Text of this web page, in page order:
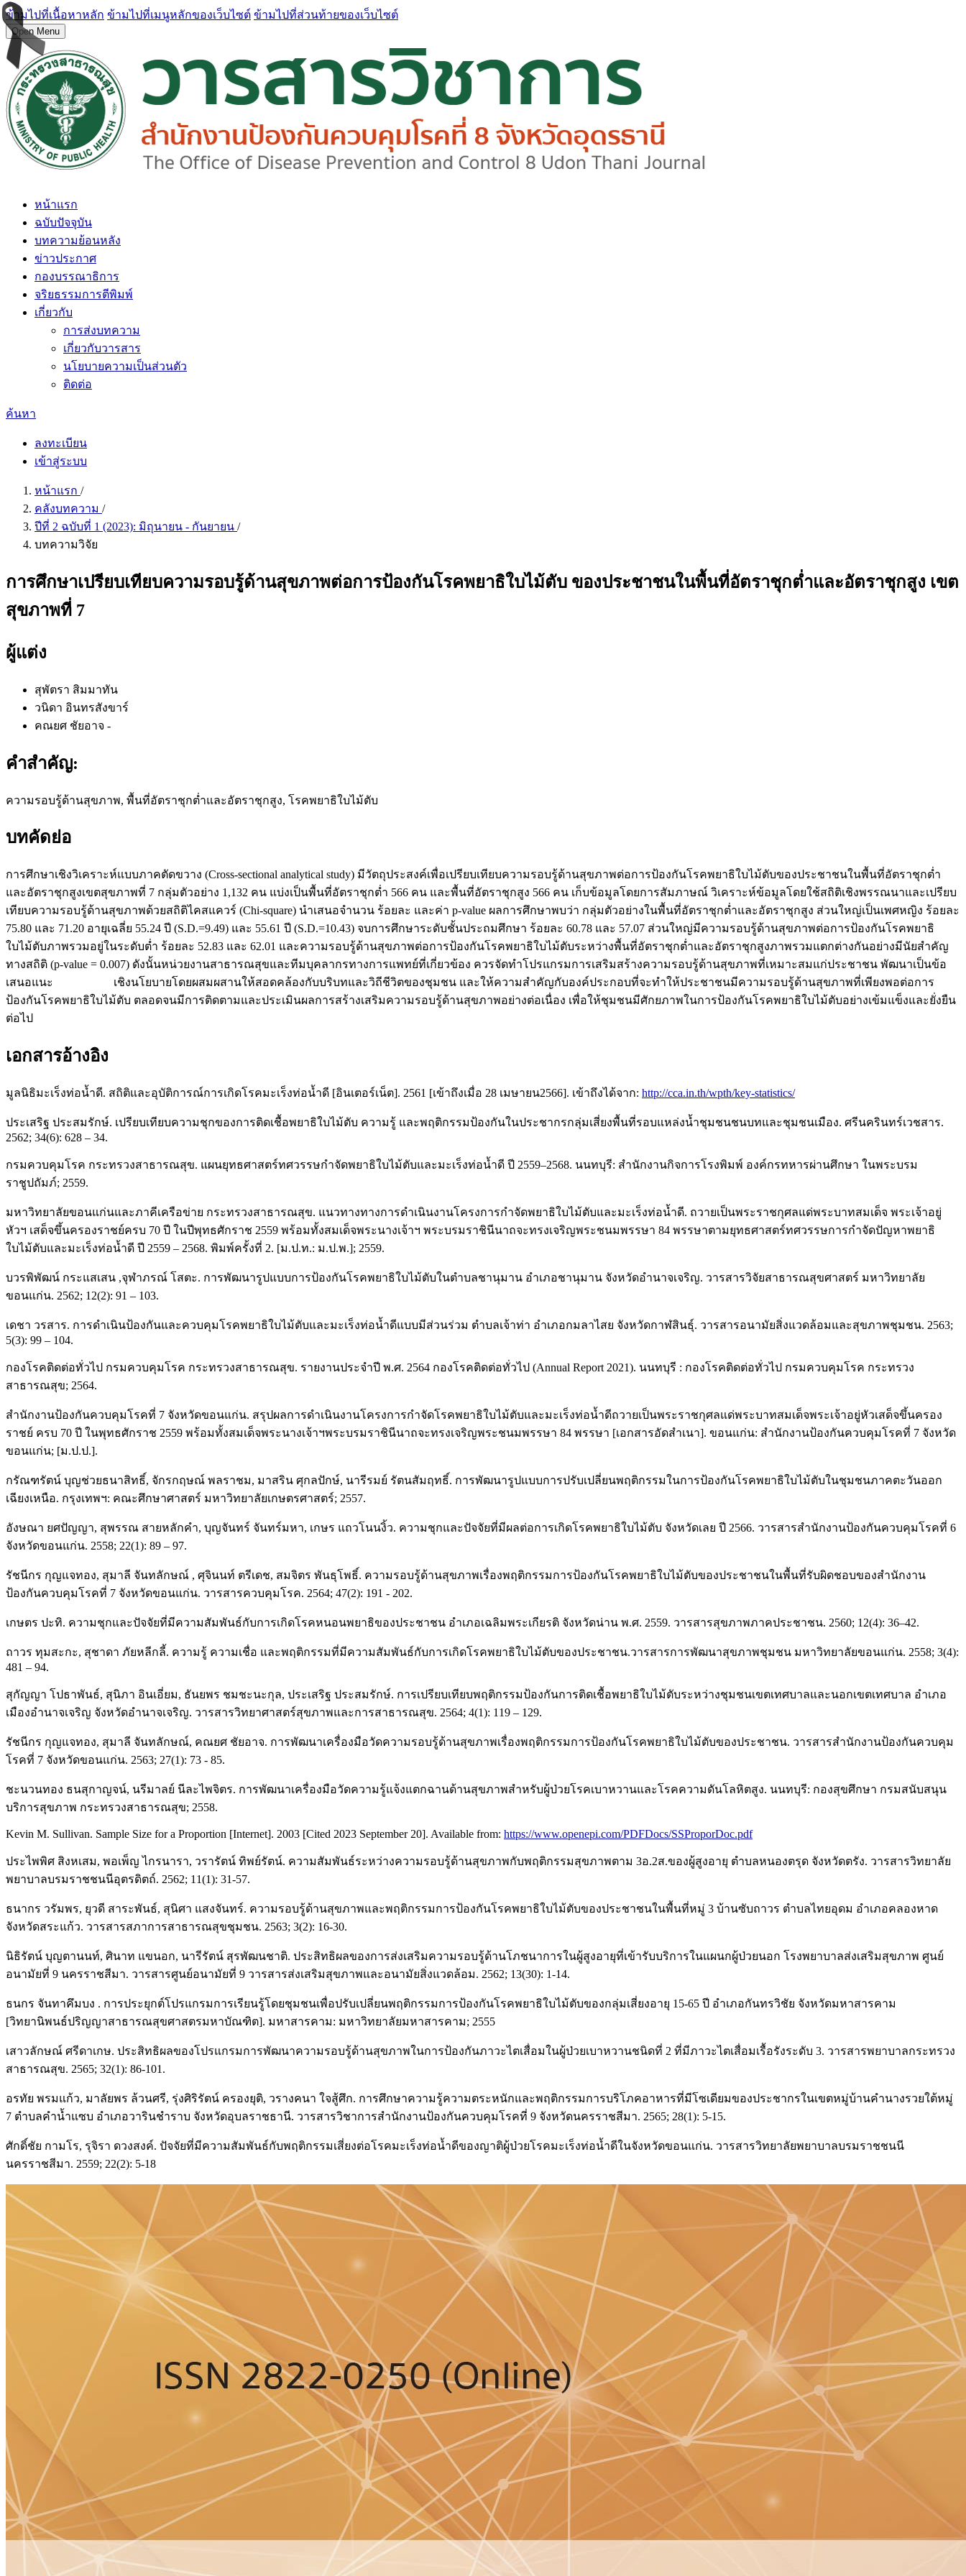
ข้ามไปที่เนื้อหาหลัก ข้ามไปที่เมนูหลักของเว็บไซต์ ข้ามไปที่ส่วนท้ายของเว็บไซต์
Open Menu
หน้าแรก
ฉบับปัจจุบัน
บทความย้อนหลัง
ข่าวประกาศ
กองบรรณาธิการ
จริยธรรมการตีพิมพ์
เกี่ยวกับ
การส่งบทความ
เกี่ยวกับวารสาร
นโยบายความเป็นส่วนตัว
ติดต่อ
ค้นหา
ลงทะเบียน
เข้าสู่ระบบ
หน้าแรก /
คลังบทความ /
ปีที่ 2 ฉบับที่ 1 (2023): มิถุนายน - กันยายน /
บทความวิจัย
การศึกษาเปรียบเทียบความรอบรู้ด้านสุขภาพต่อการป้องกันโรคพยาธิใบไม้ตับ ของประชาชนในพื้นที่อัตราชุกต่ำและอัตราชุกสูง เขต
สุขภาพที่ 7
ผู้แต่ง
สุพัตรา สิมมาทัน
วนิดา อินทรสังขาร์
คณยศ ชัยอาจ -
คำสำคัญ:
ความรอบรู้ด้านสุขภาพ, พื้นที่อัตราชุกต่ำและอัตราชุกสูง, โรคพยาธิใบไม้ตับ
บทคัดย่อ
การศึกษาเชิงวิเคราะห์แบบภาคตัดขวาง (Cross-sectional analytical study) มีวัตถุประสงค์เพื่อเปรียบเทียบความรอบรู้ด้านสุขภาพต่อการป้องกันโรคพยาธิใบไม้ตับของประชาชนในพื้นที่อัตราชุกต่ำ
และอัตราชุกสูงเขตสุขภาพที่ 7 กลุ่มตัวอย่าง 1,132 คน แบ่งเป็นพื้นที่อัตราชุกต่ำ 566 คน และพื้นที่อัตราชุกสูง 566 คน เก็บข้อมูลโดยการสัมภาษณ์ วิเคราะห์ข้อมูลโดยใช้สถิติเชิงพรรณนาและเปรียบ
เทียบความรอบรู้ด้านสุขภาพด้วยสถิติไคสแควร์ (Chi-square) นำเสนอจำนวน ร้อยละ และค่า p-value ผลการศึกษาพบว่า กลุ่มตัวอย่างในพื้นที่อัตราชุกต่ำและอัตราชุกสูง ส่วนใหญ่เป็นเพศหญิง ร้อยละ
75.80 และ 71.20 อายุเฉลี่ย 55.24 ปี (S.D.=9.49) และ 55.61 ปี (S.D.=10.43) จบการศึกษาระดับชั้นประถมศึกษา ร้อยละ 60.78 และ 57.07 ส่วนใหญ่มีความรอบรู้ด้านสุขภาพต่อการป้องกันโรคพยาธิ
ใบไม้ตับภาพรวมอยู่ในระดับต่ำ ร้อยละ 52.83 และ 62.01 และความรอบรู้ด้านสุขภาพต่อการป้องกันโรคพยาธิใบไม้ตับระหว่างพื้นที่อัตราชุกต่ำและอัตราชุกสูงภาพรวมแตกต่างกันอย่างมีนัยสำคัญ
ทางสถิติ (p-value = 0.007) ดังนั้นหน่วยงานสาธารณสุขและทีมบุคลากรทางการแพทย์ที่เกี่ยวข้อง ควรจัดทำโปรแกรมการเสริมสร้างความรอบรู้ด้านสุขภาพที่เหมาะสมแก่ประชาชน พัฒนาเป็นข้อ
เสนอแนะ เชิงนโยบายโดยผสมผสานให้สอดคล้องกับบริบทและวิถีชีวิตของชุมชน และให้ความสำคัญกับองค์ประกอบที่จะทำให้ประชาชนมีความรอบรู้ด้านสุขภาพที่เพียงพอต่อการ
ป้องกันโรคพยาธิใบไม้ตับ ตลอดจนมีการติดตามและประเมินผลการสร้างเสริมความรอบรู้ด้านสุขภาพอย่างต่อเนื่อง เพื่อให้ชุมชนมีศักยภาพในการป้องกันโรคพยาธิใบไม้ตับอย่างเข้มแข็งและยั่งยืน
ต่อไป
เอกสารอ้างอิง
มูลนิธิมะเร็งท่อน้ำดี. สถิติและอุบัติการณ์การเกิดโรคมะเร็งท่อน้ำดี [อินเตอร์เน็ต]. 2561 [เข้าถึงเมื่อ 28 เมษายน2566]. เข้าถึงได้จาก: http://cca.in.th/wpth/key-statistics/
ประเสริฐ ประสมรักษ์. เปรียบเทียบความชุกของการติดเชื้อพยาธิใบไม้ตับ ความรู้ และพฤติกรรมป้องกันในประชากรกลุ่มเสี่ยงพื้นที่รอบแหล่งน้ำชุมชนชนบทและชุมชนเมือง. ศรีนครินทร์เวชสาร.
2562; 34(6): 628 – 34.
กรมควบคุมโรค กระทรวงสาธารณสุข. แผนยุทธศาสตร์ทศวรรษกำจัดพยาธิใบไม้ตับและมะเร็งท่อน้ำดี ปี 2559–2568. นนทบุรี: สำนักงานกิจการโรงพิมพ์ องค์กรทหารผ่านศึกษา ในพระบรม
ราชูปถัมภ์; 2559.
มหาวิทยาลัยขอนแก่นและภาคีเครือข่าย กระทรวงสาธารณสุข. แนวทางทางการดำเนินงานโครงการกำจัดพยาธิใบไม้ตับและมะเร็งท่อน้ำดี. ถวายเป็นพระราชกุศลแด่พระบาทสมเด็จ พระเจ้าอยู่
หัวฯ เสด็จขึ้นครองราชย์ครบ 70 ปี ในปีพุทธศักราช 2559 พร้อมทั้งสมเด็จพระนางเจ้าฯ พระบรมราชินีนาถจะทรงเจริญพระชนมพรรษา 84 พรรษาตามยุทธศาสตร์ทศวรรษการกำจัดปัญหาพยาธิ
ใบไม้ตับและมะเร็งท่อน้ำดี ปี 2559 – 2568. พิมพ์ครั้งที่ 2. [ม.ป.ท.: ม.ป.พ.]; 2559.
บวรพิพัฒน์ กระแสเสน ,จุฬาภรณ์ โสตะ. การพัฒนารูปแบบการป้องกันโรคพยาธิใบไม้ตับในตำบลชานุมาน อำเภอชานุมาน จังหวัดอำนาจเจริญ. วารสารวิจัยสาธารณสุขศาสตร์ มหาวิทยาลัย
ขอนแก่น. 2562; 12(2): 91 – 103.
เดชา วรสาร. การดำเนินป้องกันและควบคุมโรคพยาธิใบไม้ตับและมะเร็งท่อน้ำดีแบบมีส่วนร่วม ตำบลเจ้าท่า อำเภอกมลาไสย จังหวัดกาฬสินธุ์. วารสารอนามัยสิ่งแวดล้อมและสุขภาพชุมชน. 2563;
5(3): 99 – 104.
กองโรคติดต่อทั่วไป กรมควบคุมโรค กระทรวงสาธารณสุข. รายงานประจำปี พ.ศ. 2564 กองโรคติดต่อทั่วไป (Annual Report 2021). นนทบุรี : กองโรคติดต่อทั่วไป กรมควบคุมโรค กระทรวง
สาธารณสุข; 2564.
สำนักงานป้องกันควบคุมโรคที่ 7 จังหวัดขอนแก่น. สรุปผลการดำเนินงานโครงการกำจัดโรคพยาธิใบไม้ตับและมะเร็งท่อน้ำดีถวายเป็นพระราชกุศลแด่พระบาทสมเด็จพระเจ้าอยู่หัวเสด็จขึ้นครอง
ราชย์ ครบ 70 ปี ในพุทธศักราช 2559 พร้อมทั้งสมเด็จพระนางเจ้าฯพระบรมราชินีนาถจะทรงเจริญพระชนมพรรษา 84 พรรษา [เอกสารอัดสำเนา]. ขอนแก่น: สำนักงานป้องกันควบคุมโรคที่ 7 จังหวัด
ขอนแก่น; [ม.ป.ป.].
กรัณฑรัตน์ บุญช่วยธนาสิทธิ์, จักรกฤษณ์ พลราชม, มาสริน ศุกลปักษ์, นารีรมย์ รัตนสัมฤทธิ์. การพัฒนารูปแบบการปรับเปลี่ยนพฤติกรรมในการป้องกันโรคพยาธิใบไม้ตับในชุมชนภาคตะวันออก
เฉียงเหนือ. กรุงเทพฯ: คณะศึกษาศาสตร์ มหาวิทยาลัยเกษตรศาสตร์; 2557.
อังษณา ยศปัญญา, สุพรรณ สายหลักคำ, บุญจันทร์ จันทร์มหา, เกษร แถวโนนงิ้ว. ความชุกและปัจจัยที่มีผลต่อการเกิดโรคพยาธิใบไม้ตับ จังหวัดเลย ปี 2566. วารสารสำนักงานป้องกันควบคุมโรคที่ 6
จังหวัดขอนแก่น. 2558; 22(1): 89 – 97.
รัชนีกร กุญแจทอง, สุมาลี จันทลักษณ์ , ศุจินนท์ ตรีเดช, สมจิตร พันธุโพธิ์. ความรอบรู้ด้านสุขภาพเรื่องพฤติกรรมการป้องกันโรคพยาธิใบไม้ตับของประชาชนในพื้นที่รับผิดชอบของสำนักงาน
ป้องกันควบคุมโรคที่ 7 จังหวัดขอนแก่น. วารสารควบคุมโรค. 2564; 47(2): 191 - 202.
เกษตร ปะทิ. ความชุกและปัจจัยที่มีความสัมพันธ์กับการเกิดโรคหนอนพยาธิของประชาชน อำเภอเฉลิมพระเกียรติ จังหวัดน่าน พ.ศ. 2559. วารสารสุขภาพภาคประชาชน. 2560; 12(4): 36–42.
ถาวร ทุมสะกะ, สุชาดา ภัยหลีกลี้. ความรู้ ความเชื่อ และพฤติกรรมที่มีความสัมพันธ์กับการเกิดโรคพยาธิใบไม้ตับของประชาชน.วารสารการพัฒนาสุขภาพชุมชน มหาวิทยาลัยขอนแก่น. 2558; 3(4):
481 – 94.
สุกัญญา โปธาพันธ์, สุนิภา อินเอี่ยม, ธันยพร ชมชะนะกุล, ประเสริฐ ประสมรักษ์. การเปรียบเทียบพฤติกรรมป้องกันการติดเชื้อพยาธิใบไม้ตับระหว่างชุมชนเขตเทศบาลและนอกเขตเทศบาล อำเภอ
เมืองอำนาจเจริญ จังหวัดอำนาจเจริญ. วารสารวิทยาศาสตร์สุขภาพและการสาธารณสุข. 2564; 4(1): 119 – 129.
รัชนีกร กุญแจทอง, สุมาลี จันทลักษณ์, คณยศ ชัยอาจ. การพัฒนาเครื่องมือวัดความรอบรู้ด้านสุขภาพเรื่องพฤติกรรมการป้องกันโรคพยาธิใบไม้ตับของประชาชน. วารสารสำนักงานป้องกันควบคุม
โรคที่ 7 จังหวัดขอนแก่น. 2563; 27(1): 73 - 85.
ชะนวนทอง ธนสุกาญจน์, นรีมาลย์ นีละไพจิตร. การพัฒนาเครื่องมือวัดความรู้แจ้งแตกฉานด้านสุขภาพสำหรับผู้ป่วยโรคเบาหวานและโรคความดันโลหิตสูง. นนทบุรี: กองสุขศึกษา กรมสนับสนุน
บริการสุขภาพ กระทรวงสาธารณสุข; 2558.
Kevin M. Sullivan. Sample Size for a Proportion [Internet]. 2003 [Cited 2023 September 20]. Available from: https://www.openepi.com/PDFDocs/SSProporDoc.pdf
ประไพพิศ สิงหเสม, พอเพ็ญ ไกรนารา, วรารัตน์ ทิพย์รัตน์. ความสัมพันธ์ระหว่างความรอบรู้ด้านสุขภาพกับพฤติกรรมสุขภาพตาม 3อ.2ส.ของผู้สูงอายุ ตำบลหนองตรุด จังหวัดตรัง. วารสารวิทยาลัย
พยาบาลบรมราชชนนีอุตรดิตถ์. 2562; 11(1): 31-57.
ธนากร วรัมพร, ยุวดี สาระพันธ์, สุนิศา แสงจันทร์. ความรอบรู้ด้านสุขภาพและพฤติกรรมการป้องกันโรคพยาธิใบไม้ตับของประชาชนในพื้นที่หมู่ 3 บ้านซับถาวร ตำบลไทยอุดม อำเภอคลองหาด
จังหวัดสระแก้ว. วารสารสภาการสาธารณสุขชุมชน. 2563; 3(2): 16-30.
นิธิรัตน์ บุญตานนท์, ศินาท แขนอก, นารีรัตน์ สุรพัฒนชาติ. ประสิทธิผลของการส่งเสริมความรอบรู้ด้านโภชนาการในผู้สูงอายุที่เข้ารับบริการในแผนกผู้ป่วยนอก โรงพยาบาลส่งเสริมสุขภาพ ศูนย์
อนามัยที่ 9 นครราชสีมา. วารสารศูนย์อนามัยที่ 9 วารสารส่งเสริมสุขภาพและอนามัยสิ่งแวดล้อม. 2562; 13(30): 1-14.
ธนกร จันทาคึมบง . การประยุกต์โปรแกรมการเรียนรู้โดยชุมชนเพื่อปรับเปลี่ยนพฤติกรรมการป้องกันโรคพยาธิใบไม้ตับของกลุ่มเสี่ยงอายุ 15-65 ปี อำเภอกันทรวิชัย จังหวัดมหาสารคาม
[วิทยานิพนธ์ปริญญาสาธารณสุขศาสตรมหาบัณฑิต]. มหาสารคาม: มหาวิทยาลัยมหาสารคาม; 2555
เสาวลักษณ์ ศรีดาเกษ. ประสิทธิผลของโปรแกรมการพัฒนาความรอบรู้ด้านสุขภาพในการป้องกันภาวะไตเสื่อมในผู้ป่วยเบาหวานชนิดที่ 2 ที่มีภาวะไตเสื่อมเรื้อรังระดับ 3. วารสารพยาบาลกระทรวง
สาธารณสุข. 2565; 32(1): 86-101.
อรทัย พรมแก้ว, มาลัยพร ล้วนศรี, รุ่งศิริรัตน์ ครองยุติ, วรางคนา ใจสู้ศึก. การศึกษาความรู้ความตระหนักและพฤติกรรมการบริโภคอาหารที่มีโซเดียมของประชากรในเขตหมู่บ้านคำนางรวยใต้หมู่
7 ตำบลคำน้ำแซบ อำเภอวารินชำราบ จังหวัดอุบลราชธานี. วารสารวิชาการสำนักงานป้องกันควบคุมโรคที่ 9 จังหวัดนครราชสีมา. 2565; 28(1): 5-15.
ศักดิ์ชัย กามโร, รุจิรา ดวงสงค์. ปัจจัยที่มีความสัมพันธ์กับพฤติกรรมเสี่ยงต่อโรคมะเร็งท่อน้ำดีของญาติผู้ป่วยโรคมะเร็งท่อน้ำดีในจังหวัดขอนแก่น. วารสารวิทยาลัยพยาบาลบรมราชชนนี
นครราชสีมา. 2559; 22(2): 5-18